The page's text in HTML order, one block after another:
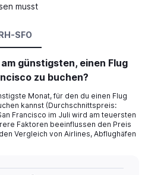
musst
SFO
günstigsten, einen Flug
zu buchen?
Monat, für den du einen Flug
kannst (Durchschnittspreis:
Francisco im Juli wird am teuersten
Faktoren beeinflussen den Preis
Vergleich von Airlines, Abflughäfen